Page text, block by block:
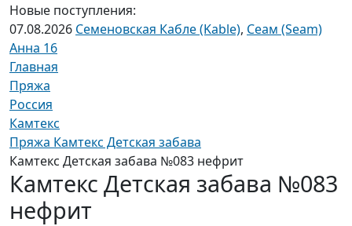
Новые поступления:
07.08.2026 Семеновская Кабле (Kable), Сеам (Seam)
Анна 16
Главная
Пряжа
Россия
Камтекс
Пряжа Камтекс Детская забава
Камтекс Детская забава №083 нефрит
Камтекс Детская забава №083
нефрит